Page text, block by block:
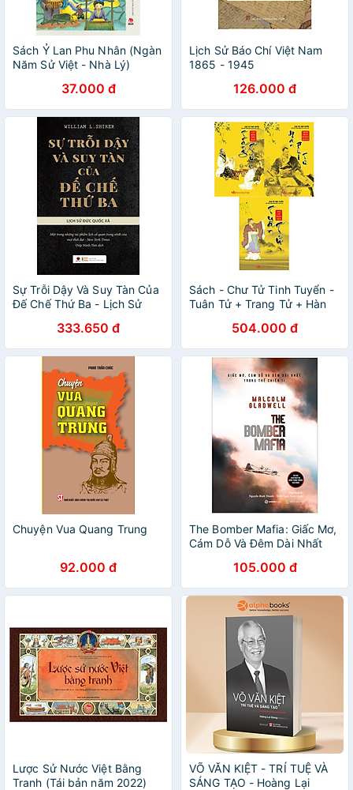
Sách Ỷ Lan Phu Nhân (Ngàn
Năm Sử Việt - Nhà Lý)
37.000 đ
Lịch Sử Báo Chí Việt Nam
1865 - 1945
126.000 đ
Sự Trỗi Dậy Và Suy Tàn Của
Đế Chế Thứ Ba - Lịch Sử
333.650 đ
Sách - Chư Tử Tinh Tuyển -
Tuân Tử + Trang Tử + Hàn
504.000 đ
Chuyện Vua Quang Trung
92.000 đ
The Bomber Mafia: Giấc Mơ,
Cám Dỗ Và Đêm Dài Nhất
105.000 đ
Lược Sử Nước Việt Bằng
Tranh (Tái bản năm 2022)
VÕ VĂN KIỆT - TRÍ TUỆ VÀ
SÁNG TẠO - Hoàng Lại